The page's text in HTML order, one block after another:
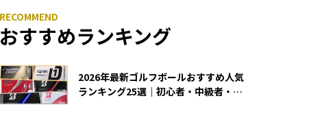
おすすめランキング
2026年最新ゴルフボールおすすめ人気
ランキング25選｜初心者・中級者・上